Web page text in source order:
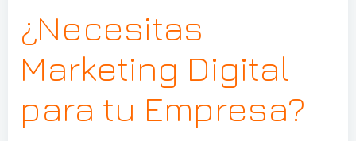
¿Necesitas
Marketing Digital
para tu Empresa?